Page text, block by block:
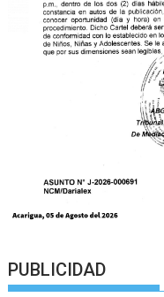
PUBLICIDAD